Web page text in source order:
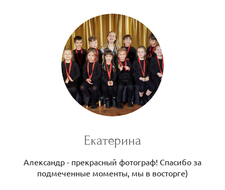
Екатерина
Александр - прекрасный фотограф! Спасибо за
подмеченные моменты, мы в восторге)